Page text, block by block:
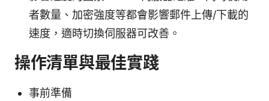
者數量、加密強度等都會影響郵件上傳/下載的
速度，適時切換伺服器可改善。
操作清單與最佳實踐
事前準備